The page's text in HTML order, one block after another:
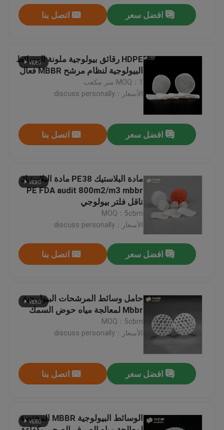
الصفحة الرئيسية
معلومات عنا
جولة في المعمل
مراقبة الجودة
اتصل بنا
مدونة
اطلب اقتباس
افضل سعر اتصل بنا
HDPE رقائق بيولوجية ملونة الوسائط
البيولوجية لنظام مرشح MBBR فعال
MOQ：1 متر مكعب
الأسعار：discuss personally
افضل سعر اتصل بنا
مادة البلاستيك PE38 مادة البلاستيك
PE FDA audit 800m2/m3 mbbr
ناقل فلتر بيولوجي
MOQ：5cbm
الأسعار：discuss personally
افضل سعر اتصل بنا
حامل وسائط المرشحات البيولوجية
Mbbr لمعالجة مياه حوض السمك
MOQ：5cbm
الأسعار：discuss personally
افضل سعر اتصل بنا
الوسائط البيولوجية MBBR المختصة